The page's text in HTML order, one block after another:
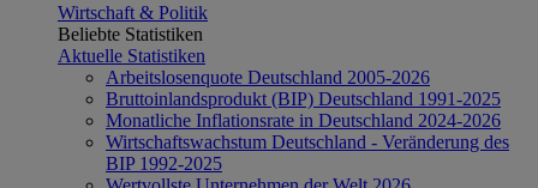
Wirtschaft & Politik
Beliebte Statistiken
Aktuelle Statistiken
Arbeitslosenquote Deutschland 2005-2026
Bruttoinlandsprodukt (BIP) Deutschland 1991-2025
Monatliche Inflationsrate in Deutschland 2024-2026
Wirtschaftswachstum Deutschland - Veränderung des
BIP 1992-2025